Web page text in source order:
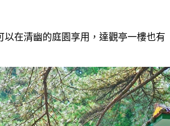
在清幽的庭園享用，達觀亭一樓也有